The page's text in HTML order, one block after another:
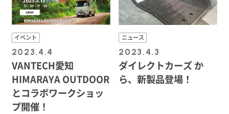
イベント
2023.4.4
VANTECH愛知
HIMARAYA OUTDOOR
とコラボワークショッ
プ開催！
ニュース
2023.4.3
ダイレクトカーズ か
ら、新製品登場！